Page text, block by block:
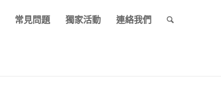
常見問題 獨家活動 連絡我們